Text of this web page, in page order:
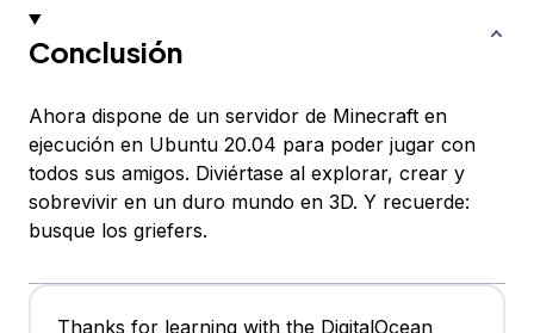
Conclusión
Ahora dispone de un servidor de Minecraft en
ejecución en Ubuntu 20.04 para poder jugar con
todos sus amigos. Diviértase al explorar, crear y
sobrevivir en un duro mundo en 3D. Y recuerde:
busque los griefers.
Thanks for learning with the DigitalOcean